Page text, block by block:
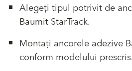
Alegeți tipul potrivit de
Baumit StarTrack.
Montați ancorele adezive
conform modelului